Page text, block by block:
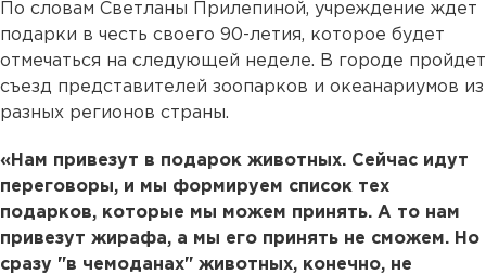
По словам Светланы Прилепиной, учреждение ждет
подарки в честь своего 90-летия, которое будет
отмечаться на следующей неделе. В городе пройдет
съезд представителей зоопарков и океанариумов из
разных регионов страны.
«Нам привезут в подарок животных. Сейчас идут
переговоры, и мы формируем список тех
подарков, которые мы можем принять. А то нам
привезут жирафа, а мы его принять не сможем. Но
сразу "в чемоданах" животных, конечно, не